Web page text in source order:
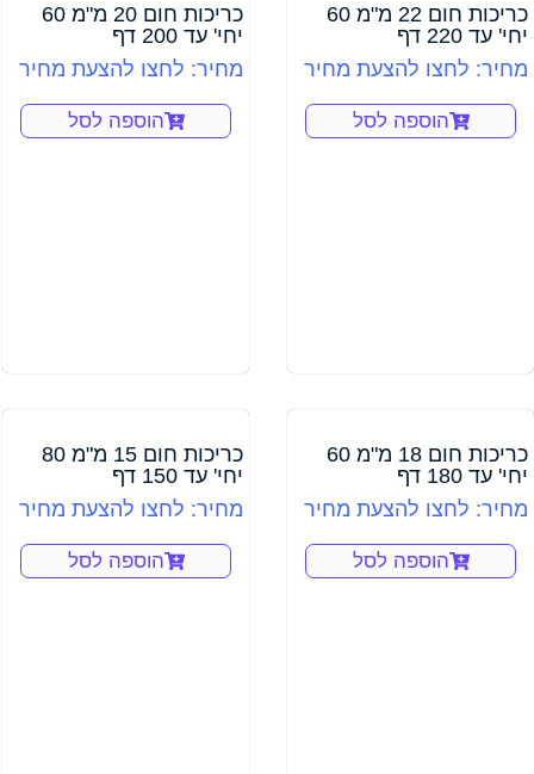
כריכות חום 22 מ"מ 60
יחי' עד 220 דף
מחיר: לחצו להצעת מחיר
הוספה לסל
כריכות חום 20 מ"מ 60
יחי' עד 200 דף
מחיר: לחצו להצעת מחיר
הוספה לסל
כריכות חום 18 מ"מ 60
יחי' עד 180 דף
מחיר: לחצו להצעת מחיר
הוספה לסל
כריכות חום 15 מ"מ 80
יחי' עד 150 דף
מחיר: לחצו להצעת מחיר
הוספה לסל